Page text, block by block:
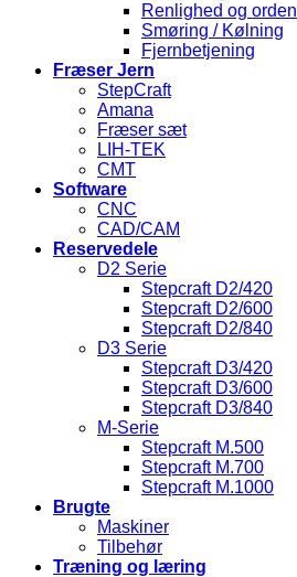
Renlighed og orden
Smøring / Kølning
Fjernbetjening
Fræser Jern
StepCraft
Amana
Fræser sæt
LIH-TEK
CMT
Software
CNC
CAD/CAM
Reservedele
D2 Serie
Stepcraft D2/420
Stepcraft D2/600
Stepcraft D2/840
D3 Serie
Stepcraft D3/420
Stepcraft D3/600
Stepcraft D3/840
M-Serie
Stepcraft M.500
Stepcraft M.700
Stepcraft M.1000
Brugte
Maskiner
Tilbehør
Træning og læring